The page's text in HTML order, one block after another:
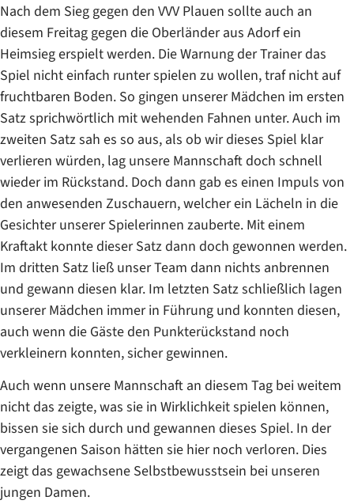
Nach dem Sieg gegen den VVV Plauen sollte auch an
diesem Freitag gegen die Oberländer aus Adorf ein
Heimsieg erspielt werden. Die Warnung der Trainer das
Spiel nicht einfach runter spielen zu wollen, traf nicht auf
fruchtbaren Boden. So gingen unserer Mädchen im ersten
Satz sprichwörtlich mit wehenden Fahnen unter. Auch im
zweiten Satz sah es so aus, als ob wir dieses Spiel klar
verlieren würden, lag unsere Mannschaft doch schnell
wieder im Rückstand. Doch dann gab es einen Impuls von
den anwesenden Zuschauern, welcher ein Lächeln in die
Gesichter unserer Spielerinnen zauberte. Mit einem
Kraftakt konnte dieser Satz dann doch gewonnen werden.
Im dritten Satz ließ unser Team dann nichts anbrennen
und gewann diesen klar. Im letzten Satz schließlich lagen
unserer Mädchen immer in Führung und konnten diesen,
auch wenn die Gäste den Punkterückstand noch
verkleinern konnten, sicher gewinnen.
Auch wenn unsere Mannschaft an diesem Tag bei weitem
nicht das zeigte, was sie in Wirklichkeit spielen können,
bissen sie sich durch und gewannen dieses Spiel. In der
vergangenen Saison hätten sie hier noch verloren. Dies
zeigt das gewachsene Selbstbewusstsein bei unseren
jungen Damen.